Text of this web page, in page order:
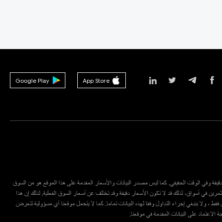
App Store
Google Play
دقيقة وفي الوقت الحقيقي. كما ليس مصدر البيانات والأسعار المقدمة على هذا الموقع هو من السوق
في أسواق، لذلك قد لا تكون الأسعار دقيقة وقد تختلف عن أسعار السوق الفعلية. لذلك إن هذا
، ولا ينبغي إجراء التداول وفقا لهذه البيانات تماما. كما لا يتحمل موقعنا أي مسؤولية تتعرض
الاعتماد على البيانات المقدمة في موقعنا.